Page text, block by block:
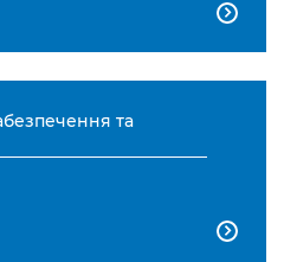

та
